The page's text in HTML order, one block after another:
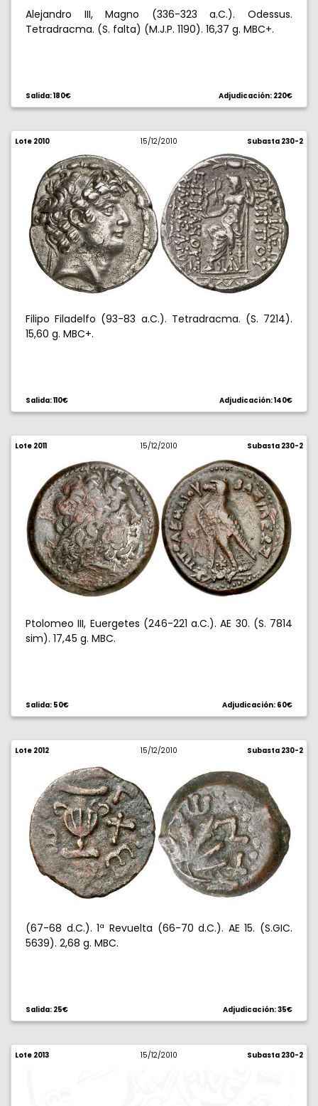
Alejandro III, Magno (336-323 a.C.). Odessus.
Tetradracma. (S. falta) (M.J.P. 1190). 16,37 g. MBC+.
Salida: 180€ Adjudicación: 220€
Lote 2010 15/12/2010 Subasta 230-2
Filipo Filadelfo (93-83 a.C.). Tetradracma. (S. 7214).
15,60 g. MBC+.
Salida: 110€ Adjudicación: 140€
Lote 2011 15/12/2010 Subasta 230-2
Ptolomeo III, Euergetes (246-221 a.C.). AE 30. (S. 7814
sim). 17,45 g. MBC.
Salida: 50€ Adjudicación: 60€
Lote 2012 15/12/2010 Subasta 230-2
(67-68 d.C.). 1ª Revuelta (66-70 d.C.). AE 15. (S.GIC.
5639). 2,68 g. MBC.
Salida: 25€ Adjudicación: 35€
Lote 2013 15/12/2010 Subasta 230-2